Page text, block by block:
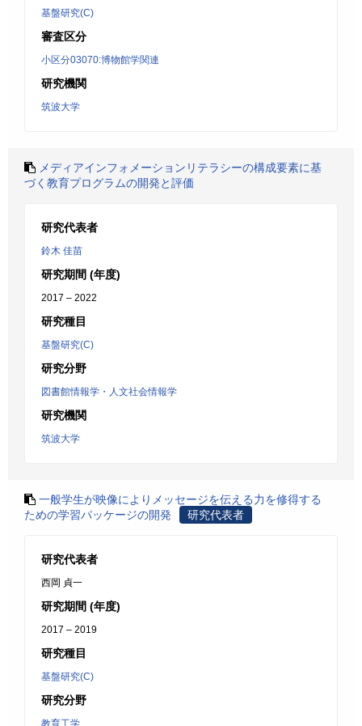
基盤研究(C)
審査区分
小区分03070:博物館学関連
研究機関
筑波大学
メディアインフォメーションリテラシーの構成要素に基
づく教育プログラムの開発と評価
研究代表者
鈴木 佳苗
研究期間 (年度)
2017 – 2022
研究種目
基盤研究(C)
研究分野
図書館情報学・人文社会情報学
研究機関
筑波大学
一般学生が映像によりメッセージを伝える力を修得する
ための学習パッケージの開発
研究代表者
研究代表者
西岡 貞一
研究期間 (年度)
2017 – 2019
研究種目
基盤研究(C)
研究分野
教育工学